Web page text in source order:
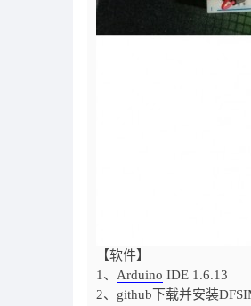
【软件】
1、 Arduino IDE 1.6.13
2、github下载并安装